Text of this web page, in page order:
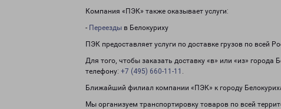
Компания «ПЭК» также оказывает услуги:
- Переезды в Белокуриху
ПЭК предоставляет услуги по доставке грузов по
Для того, чтобы заказать доставку «в» или «из»
телефону: +7 (495) 660-11-11 .
Ближайший филиал компании «ПЭК» к городу
Мы организуем транспортировку товаров по всей